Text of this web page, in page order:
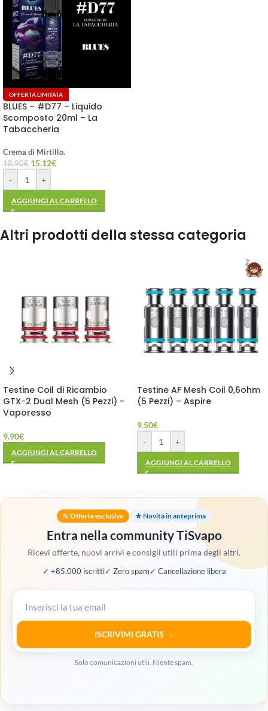
OFFERTA LIMITATA
BLUES – #D77 – Liquido
Scomposto 20ml – La
Tabaccheria
Crema di Mirtillo.
18.90€ 15.12€
- +
AGGIUNGI AL CARRELLO
Altri prodotti della stessa categoria
Testine Coil di Ricambio
GTX-2 Dual Mesh (5 Pezzi) –
Vaporesso
9.90€
AGGIUNGI AL CARRELLO
Testine AF Mesh Coil 0,6ohm
(5 Pezzi) – Aspire
9.50€
-
+
AGGIUNGI AL CARRELLO
% Offerte esclusive ★ Novità in anteprima
Entra nella community TiSvapo
Ricevi offerte, nuovi arrivi e consigli utili prima degli altri.
✓ +85.000 iscritti✓ Zero spam✓ Cancellazione libera
ISCRIVIMI GRATIS →
Solo comunicazioni utili. Niente spam.